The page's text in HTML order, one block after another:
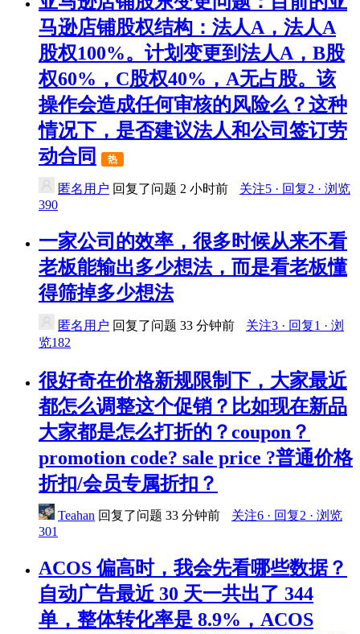
马逊店铺股权结构：法人A，法人A
股权100%。计划变更到法人A，B股
权60%，C股权40%，A无占股。该
操作会造成任何审核的风险么？这种
情况下，是否建议法人和公司签订劳
动合同
热
匿名用户 回复了问题 2 小时前
关注5 · 回复2 · 浏览
390
一家公司的效率，很多时候从来不看
老板能输出多少想法，而是看老板懂
得筛掉多少想法
匿名用户 回复了问题 33 分钟前
关注3 · 回复1 · 浏
览182
很好奇在价格新规限制下，大家最近
都怎么调整这个促销？比如现在新品
大家都是怎么打折的？coupon？
promotion code? sale price ?普通价格
折扣/会员专属折扣？
Teahan 回复了问题 33 分钟前
关注6 · 回复2 · 浏览
301
ACOS 偏高时，我会先看哪些数据？
自动广告最近 30 天一共出了 344
单，整体转化率是 8.9%，ACOS